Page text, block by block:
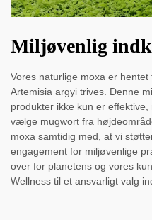
Miljøvenlig
Vores naturlige moxa er
Artemisia argyi trives. Denne
produkter ikke kun er
vælge mugwort fra
moxa samtidig med, at vi
engagement for miljøvenlige
over for planetens og vores
Wellness til et ansvarligt valg